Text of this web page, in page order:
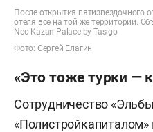
После открытия пятизвездочного
отеля все на той же территории.
Neo Kazan Palace by Tasigo
Фото: Сергей Елагин
«Это тоже турки —
Сотрудничество
«Полистройкапиталом»